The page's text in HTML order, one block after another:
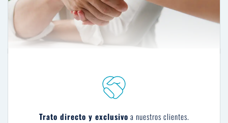
Trato directo y exclusivo a nuestros clientes.